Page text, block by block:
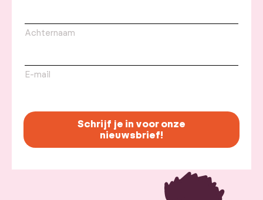
Achternaam
E-mail
Schrijf je in voor onze
nieuwsbrief!